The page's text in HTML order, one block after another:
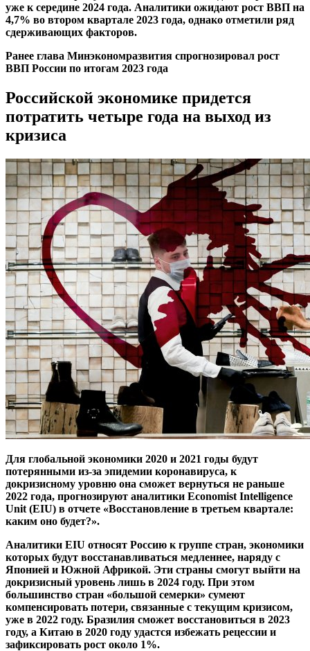
уже к середине 2024 года. Аналитики ожидают рост ВВП на
4,7% во втором квартале 2023 года, однако отметили ряд
сдерживающих факторов.
Ранее глава Минэкономразвития спрогнозировал рост
ВВП России по итогам 2023 года
Российской экономике придется
потратить четыре года на выход из
кризиса
Для глобальной экономики 2020 и 2021 годы будут
потерянными из-за эпидемии коронавируса, к
докризисному уровню она сможет вернуться не раньше
2022 года, прогнозируют аналитики Economist Intelligence
Unit (EIU) в отчете «Восстановление в третьем квартале:
каким оно будет?».
Аналитики EIU относят Россию к группе стран, экономики
которых будут восстанавливаться медленнее, наряду с
Японией и Южной Африкой. Эти страны смогут выйти на
докризисный уровень лишь в 2024 году. При этом
большинство стран «большой семерки» сумеют
компенсировать потери, связанные с текущим кризисом,
уже в 2022 году. Бразилия сможет восстановиться в 2023
году, а Китаю в 2020 году удастся избежать рецессии и
зафиксировать рост около 1%.